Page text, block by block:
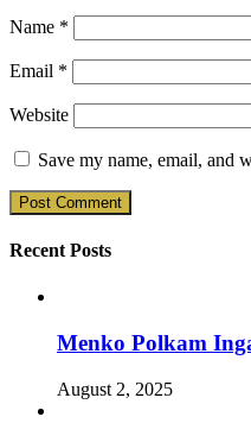
Name *
Email *
Website
Save my name, email, and
Recent Posts
Menko Polkam
August 2, 2025